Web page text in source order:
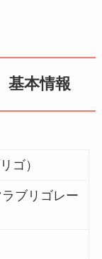
本情報
ゴ）
ブリゴレー